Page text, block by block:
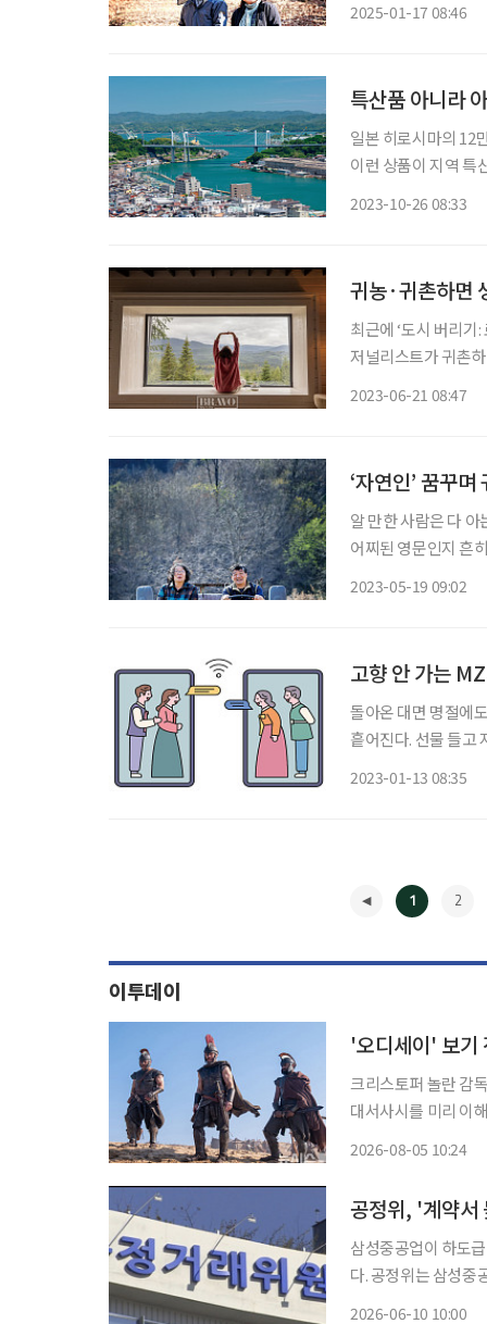
2025-01-17 08:46
특산품 아니라
일본 히로시마의 12
이런 상품이 지역 특
2023-10-26 08:33
귀농·귀촌하면
최근에 ‘도시 버리기
저널리스트가 귀촌
2023-06-21 08:47
‘자연인’ 꿈꾸
알 만한 사람은 다
어찌된 영문인지 흔
2023-05-19 09:02
고향 안 가는
돌아온 대면 명절에
흩어진다. 선물 들고
2023-01-13 08:35
1 2
이투데이
'오디세이' 보기
크리스토퍼 놀란 감
대서사시를 미리 이
2026-08-05 10:24
공정위, '계약서
삼성중공업이 하도
다. 공정위는 삼성중공업 하도급법 위반 혐의 관련 동의의결 신청에 대해 해당 절차를 개시하
2026-06-10 10:00